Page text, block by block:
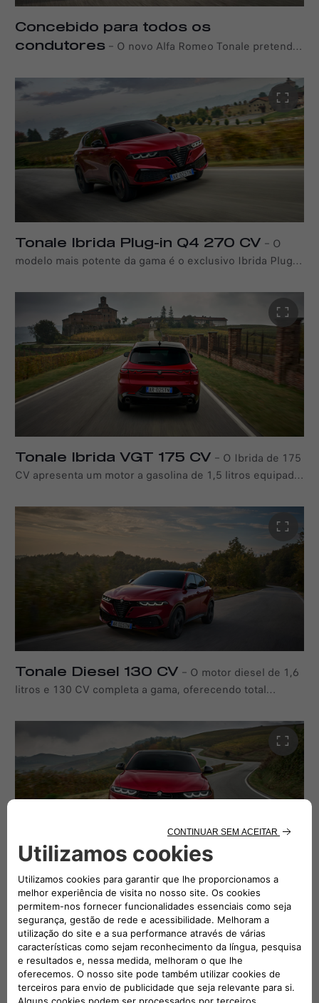
Concebido para todos os
condutores – O novo Alfa Romeo Tonale pretende
uma gama diversificada de motores para satisfazer as
necessidades de todos os clientes: desde o Ibrida 175
CV ao potente Ibrida Plug-in Q4 270 CV e ao Diesel 130
CV.
Tonale Ibrida Plug-in Q4 270 CV – O
modelo mais potente da gama é o exclusivo Ibrida Plug-
integral da Alfa Romeo para um maior controlo,
desportividade e prazer de condução. O seu avançado
sistema de propulsão híbrido combina um motor turbo a
gasolina MultiAir de 1,3 litros, que aciona as rodas
dianteiras, com um motor elétrico que aciona as rodas
traseiras. Equipado com uma bateria de 15,5 kWh, o
sistema oferece uma potência total de 270 CV,
permitindo que o novo Tonale acelere de 0 a 100 km/h
em apenas 6,6 segundos, com uma resposta de binário
imediata e potente. O Ibrida Plug-in também é altamente
eficiente, oferecendo até 61 km de autonomia totalmente
elétrica no ciclo combinado WLTP.
Tonale Ibrida VGT 175 CV – O Ibrida de 175
CV apresenta um motor a gasolina de 1,5 litros equipado
com uma transmissão de dupla embraiagem TCT de 7
velocidades. O seu inovador sistema híbrido de 48 volts,
alimentado por um motor elétrico de 15 kW e 55 Nm, é
leve e eficiente. Esta configuração permite uma
verdadeira experiência híbrida, possibilitando a
condução totalmente elétrica a baixas velocidades,
durante manobras e em marcha livre. O sistema de
propulsão oferece o desempenho de um potente motor a
comparável ao de um diesel, proporcionando uma
entrega de potência extremamente linear e uma
aceleração impressionante.
Tonale Diesel 130 CV – O motor diesel de 1,6
litros e 130 CV completa a gama, oferecendo total
à combinação com a transmissão automática de dupla
embraiagem TCT de 6 velocidades, o Tonale Diesel
garante elevados níveis de prazer de condução,
flexibilidade e eficiência. O novo Tonale diesel possui a
direção mais direta do segmento (13,6:1), uma
experiência de condução emocionante e
instantaneamente reconhecível, colocando o modelo no
topo da sua classe em termos de agilidade e capacidade
de resposta. O carro oferece os amortecedores Alfa
Romeo Torque Vectoring e FSD (Frequency Selective
Damping) como características padrão e suspensão
eletrónica DSV (Dual Stage Valve) avançada opcional. A
arquitetura apresenta um design de suspensão
sofisticado: o esquema McPherson em ambos os eixos,
com geometria específica e ângulos característicos,
maximiza o caráter desportivo do Tonale.
Desportividade eficiente–O Alfa Romeo
Tonale Ibrida Plug-In Q4 eleva a eletrificação a um novo
nível, combinando um desempenho emocionante com
uma eficiência notável. As suas funcionalidades EV
avançadas foram concebidas não só para aumentar o
prazer de condução, mas também para maximizar a
recuperação de energia e otimizar o consumo de